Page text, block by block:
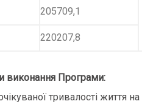
205709,1
220207,8
виконання Програми:
тривалості життя